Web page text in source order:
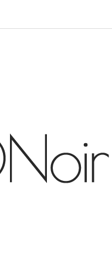
to move position left */